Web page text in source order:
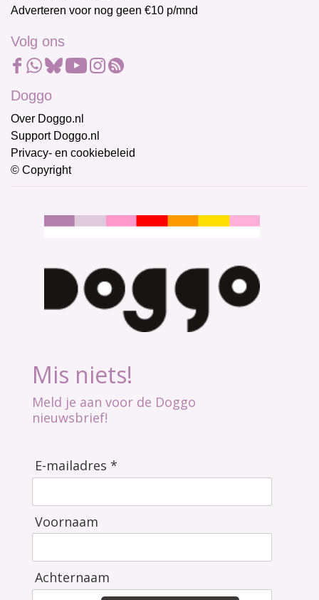
Adverteren voor nog geen €10 p/mnd
Volg ons
Doggo
Over Doggo.nl
Support Doggo.nl
Privacy- en cookiebeleid
© Copyright
Mis niets!
Meld je aan voor de Doggo
nieuwsbrief!
E-mailadres *
Voornaam
Achternaam